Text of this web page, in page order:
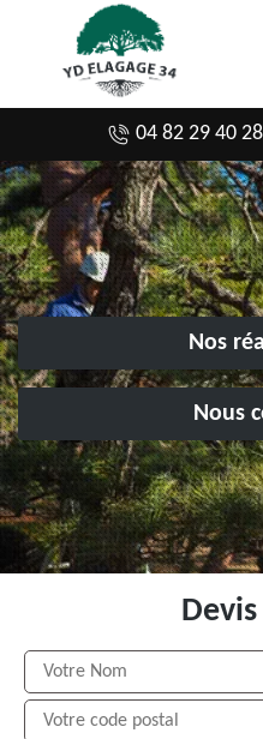
04 82 29 40 28
Nos
Nous